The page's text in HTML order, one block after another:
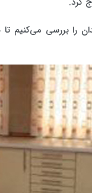
را بررسی می‌کنیم